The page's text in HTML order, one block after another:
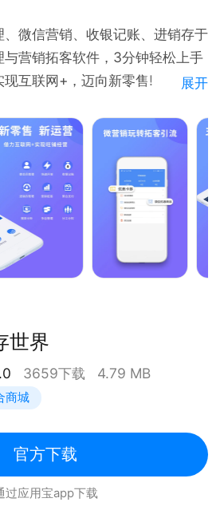
微信营销、收银记账、进销存于
营销拓客软件，3分钟轻松上手
互联网+，迈向新零售!
可成为会员，3秒快速自助登记;
折扣、等全面会员功能微信会员独
消费更放心!
销：会员消费赠送，推动拉新及二
息实时到达，免拦截，免短信费用
商品发布，吸引返店消费e会员平
卡消费，积分兑换等。微信支付
码收款。
、多店连锁，商品管理、仓库进
账、会员贡献、消费排行、员工提
析，一目了然。
展开
世界
3659下载 4.79 MB
商城
官方下载
过应用宝app下载